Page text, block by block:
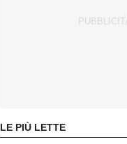
LE PIÙ LETTE